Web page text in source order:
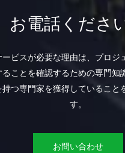
お電話くださ
ビスが必要な理由は、プロジ
ことを確認するための専門知
持つ専門家を獲得していること
す。
お問い合わせ